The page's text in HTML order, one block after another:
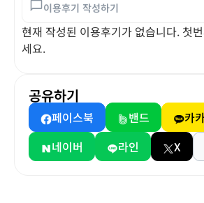
이용후기 작성하기
현재 작성된 이용후기가 없습니다. 첫
세요.
공유하기
페이스북 밴드
카
네이버
라인 X